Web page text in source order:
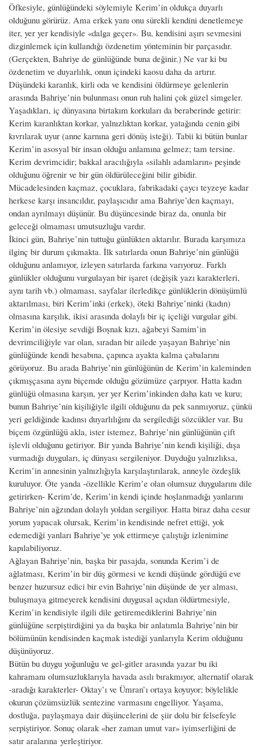
Öfkesiyle, günlüğündeki söylemiyle Kerim’in oldukça duyarlı
olduğunu görürüz. Ama erkek yanı onu sürekli kendini denetlemeye
iter, yer yer kendisiyle «dalga geçer». Bu, kendisini aşırı sevmesini
dizginlemek için kullandığı özdenetim yönteminin bir parçasıdır.
(Gerçekten, Bahriye de günlüğünde buna değinir.) Ne var ki bu
özdenetim ve duyarlılık, onun içindeki kaosu daha da artırır.
Düşündeki karanlık, kirli oda ve kendisini öldürmeye gelenlerin
arasında Bahriye’nin bulunması onun ruh halini çok güzel simgeler.
Yaşadıkları, iç dünyasına birtakım korkuları da beraberinde getirir:
Kerim karanlıktan korkar, yalnızlıktan korkar, yatağında cenin gibi
kıvrılarak uyur (anne karnına geri dönüş isteği). Tabii ki bütün bunlar
Kerim’in asosyal bir insan olduğu anlamına gelmez; tam tersine.
Kerim devrimcidir; bakkal aracılığıyla «silahlı adamların» peşinde
olduğunu öğrenir ve bir gün öldürüleceğini bilir gibidir.
Mücadelesinden kaçmaz, çocuklara, fabrikadaki çaycı teyzeye kadar
herkese karşı insancıldır, paylaşıcıdır ama Bahriye’den kaçmayı,
ondan ayrılmayı düşünür. Bu düşüncesinde biraz da, onunla bir
geleceği olmaması umutsuzluğu vardır.
İkinci gün, Bahriye’nin tuttuğu günlükten aktarılır. Burada karşımıza
ilginç bir durum çıkmakta. İlk satırlarda onun Bahriye’nin günlüğü
olduğunu anlamıyor, izleyen satırlarda farkına varıyoruz. Farklı
günlükler olduğunu vurgulayan bir işaret (değişik yazı karakterleri,
aynı tarih vb.) olmaması, sayfalar ilerledikçe günlüklerin dönüşümlü
aktarılması, biri Kerim’inki (erkek), öteki Bahriye’ninki (kadın)
olmasına karşılık, ikisi arasında dolaylı bir iç içeliği vurgular gibi.
Kerim’in ölesiye sevdiği Boşnak kızı, ağabeyi Samim’in
devrimciliğiyle var olan, sıradan bir ailede yaşayan Bahriye’nin
günlüğünde kendi hesabına, çapınca ayakta kalma çabalarını
görüyoruz. Bu arada Bahriye’nin günlüğünün de Kerim’in kaleminden
çıkmışçasına aynı biçemde olduğu gözümüze çarpıyor. Hatta kadın
günlüğü olmasına karşın, yer yer Kerim’inkinden daha katı ve kuru;
bunun Bahriye’nin kişiliğiyle ilgili olduğunu da pek sanmıyoruz, çünkü
yeri geldiğinde kadınsı duyarlılığını da sergilediği sözcükler var. Bu
biçem özgünlüğü akla, ister istemez, Bahriye’nin günlüğünün çift
işlevli olduğunu getiriyor. Bir yanda Bahriye’nin kendi kişiliği, dışa
vurmadığı duyguları, iç dünyası sergileniyor. Duyduğu yalnızlıksa,
Kerim’in annesinin yalnızlığıyla karşılaştırılarak, anneyle özdeşlik
kuruluyor. Öte yanda -özellikle Kerim’e olan olumsuz duygularını dile
getirirken- Kerim’de, Kerim’in kendi içinde hoşlanmadığı yanlarını
Bahriye’nin ağzından dolaylı yoldan sergiliyor. Hatta biraz daha cesur
yorum yapacak olursak, Kerim’in kendisinde nefret ettiği, yok
edemediği yanları Bahriye’ye yok ettirmeye çalıştığı izlenimine
kapılabiliyoruz.
Ağlayan Bahriye’nin, başka bir pasajda, sonunda Kerim’i de
ağlatması, Kerim’in bir düş görmesi ve kendi düşünde gördüğü eve
benzer huzursuz edici bir evin Bahriye’nin düşünde de yer alması,
buluşmaya gitmeyerek kendisini duygusal açıdan öldürtmesiyle,
Kerim’in kendisiyle ilgili dile getiremediklerini Bahriye’nin
günlüğüne serpiştirdiğini ya da başka bir anlatımla Bahriye’nin bir
bölümünün kendisinden kaçmak istediği yanlarıyla Kerim olduğunu
düşünüyoruz.
Bütün bu duygu yoğunluğu ve gel-gitler arasında yazar bu iki
kahramanı olumsuzluklarıyla havada asılı bırakmıyor, alternatif olarak
-aradığı karakterler- Oktay’ı ve Ümran’ı ortaya koyuyor; böylelikle
okurun çözümsüzlük sentezine varmasını engelliyor. Yaşama,
dostluğa, paylaşmaya dair düşüncelerini de şiir dolu bir felsefeyle
serpiştiriyor. Sonuç olarak «her zaman umut var» iyimserliğini de
satır aralarına yerleştiriyor.